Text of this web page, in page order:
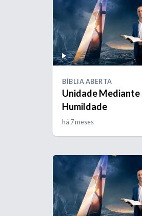
BÍBLIA ABERTA
Unidade Mediante
Humildade
há 7 meses